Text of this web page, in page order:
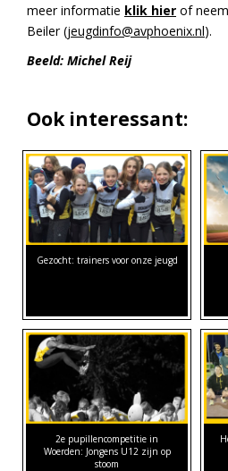
meer informatie klik hier of
Beiler (jeugdinfo@avphoenix.nl).
Beeld: Michel Reij
Ook interessant:
Gezocht: trainers voor onze jeugd
2e pupillencompetitie in
Woerden: Jongens U12 zijn op
stoom